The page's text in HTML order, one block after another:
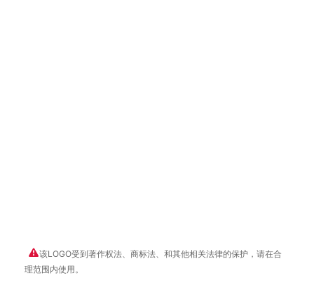
该LOGO受到著作权法、商标法、和其他相关法律的保护，请在合
理范围内使用。